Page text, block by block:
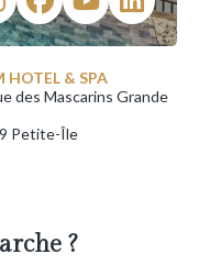
HOTEL & SPA
des Mascarins Grande
Petite-Île
?